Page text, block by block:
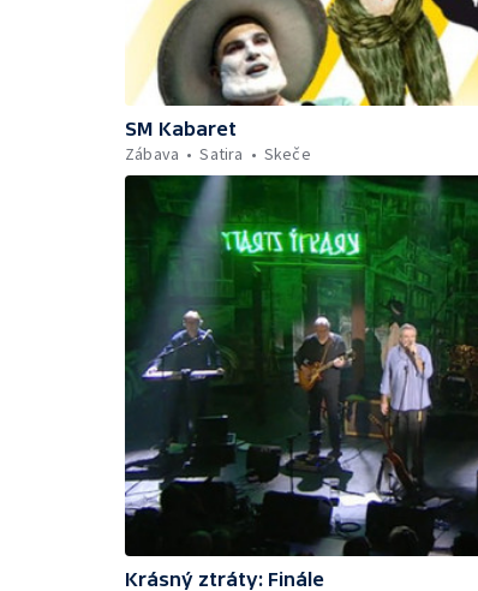
SM Kabaret
Zábava
Satira Skeče
Krásný ztráty: Finále